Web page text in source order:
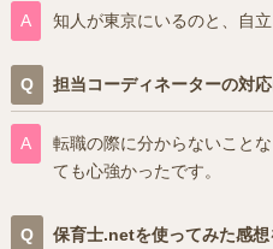
知人が東京にいるのと、自
担当コーディネーターの対
転職の際に分からないこと
ても心強かったです。
保育士.netを使ってみた感